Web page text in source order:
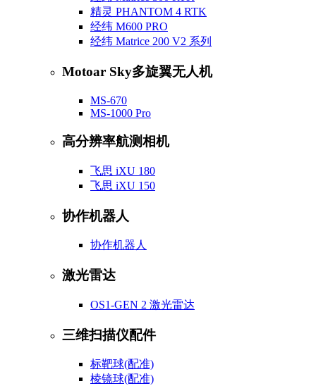
精灵 PHANTOM 4 RTK
经纬 M600 PRO
经纬 Matrice 200 V2 系列
Motoar Sky多旋翼无人机
MS-670
MS-1000 Pro
高分辨率航测相机
飞思 iXU 180
飞思 iXU 150
协作机器人
协作机器人
激光雷达
OS1-GEN 2 激光雷达
三维扫描仪配件
标靶球(配准)
棱镜球(配准)